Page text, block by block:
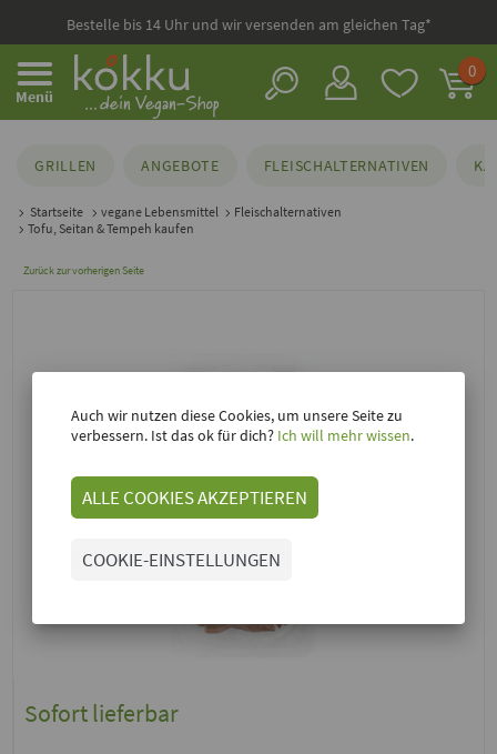
Bestelle bis 14 Uhr und wir versenden am gleichen Tag*
Menü
0
GRILLEN ANGEBOTE FLEISCHALTERNATIVEN
Startseite vegane Lebensmittel
Fleischalternativen
Tofu, Seitan & Tempeh kaufen
Zurück zur vorherigen Seite
Sofort lieferbar
Auch wir nutzen diese Cookies, um unsere Seite zu
verbessern. Ist das ok für dich? Ich will mehr wissen.
ALLE COOKIES AKZEPTIEREN
COOKIE-EINSTELLUNGEN